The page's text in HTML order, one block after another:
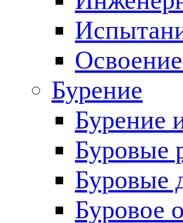
Бурение
Бурение
Буровые
Буровые
Буровое